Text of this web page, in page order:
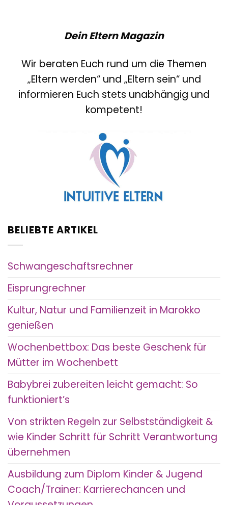
Dein Eltern Magazin
Wir beraten Euch rund um die Themen
„Eltern werden“ und „Eltern sein“ und
informieren Euch stets unabhängig und
kompetent!
BELIEBTE ARTIKEL
Schwangeschaftsrechner
Eisprungrechner
Kultur, Natur und Familienzeit in Marokko
genießen
Wochenbettbox: Das beste Geschenk für
Mütter im Wochenbett
Babybrei zubereiten leicht gemacht: So
funktioniert’s
Von strikten Regeln zur Selbstständigkeit &
wie Kinder Schritt für Schritt Verantwortung
übernehmen
Ausbildung zum Diplom Kinder & Jugend
Coach/Trainer: Karrierechancen und